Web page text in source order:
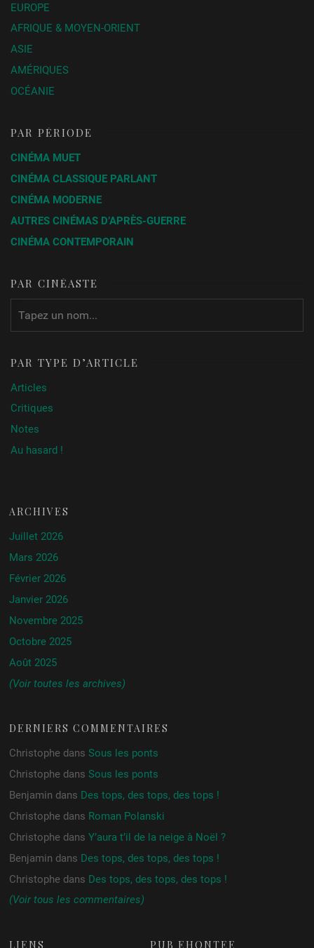
EUROPE
AFRIQUE & MOYEN-ORIENT
ASIE
AMÉRIQUES
OCÉANIE
PAR PÉRIODE
CINÉMA MUET
CINÉMA CLASSIQUE PARLANT
CINÉMA MODERNE
AUTRES CINÉMAS D’APRÈS-GUERRE
CINÉMA CONTEMPORAIN
PAR CINÉASTE
PAR TYPE D’ARTICLE
Articles
Critiques
Notes
Au hasard !
ARCHIVES
Juillet 2026
Mars 2026
Février 2026
Janvier 2026
Novembre 2025
Octobre 2025
Août 2025
(Voir toutes les archives)
DERNIERS COMMENTAIRES
Christophe dans Sous les ponts
Christophe dans Sous les ponts
Benjamin dans Des tops, des tops, des tops !
Christophe dans Roman Polanski
Christophe dans Y’aura t’il de la neige à Noël ?
Benjamin dans Des tops, des tops, des tops !
Christophe dans Des tops, des tops, des tops !
(Voir tous les commentaires)
LIENS PUB ÉHONTÉE